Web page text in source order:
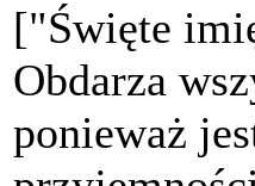
["Święte
Obdarza
ponieważ